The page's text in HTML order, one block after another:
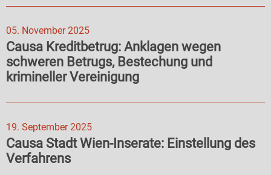
05. November 2025
Causa Kreditbetrug: Anklagen wegen
schweren Betrugs, Bestechung und
krimineller Vereinigung
19. September 2025
Causa Stadt Wien-Inserate: Einstellung des
Verfahrens